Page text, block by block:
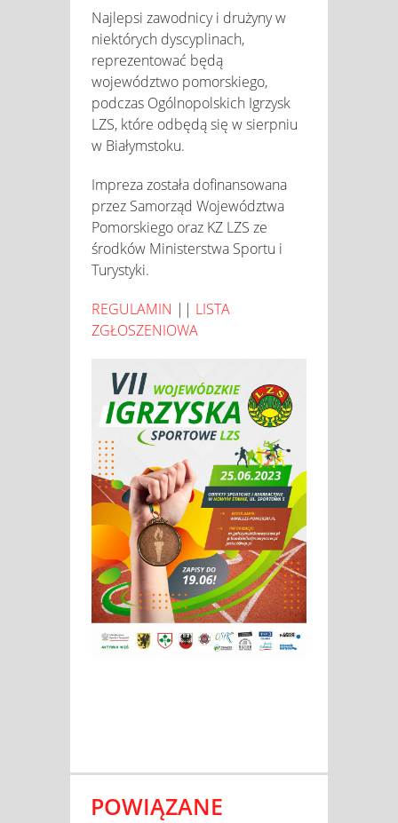
Najlepsi zawodnicy i drużyny w
niektórych dyscyplinach,
reprezentować będą
województwo pomorskiego,
podczas Ogólnopolskich Igrzysk
LZS, które odbędą się w sierpniu
w Białymstoku.
Impreza została dofinansowana
przez Samorząd Województwa
Pomorskiego oraz KZ LZS ze
środków Ministerstwa Sportu i
Turystyki.
REGULAMIN || LISTA
ZGŁOSZENIOWA
POWIĄZANE